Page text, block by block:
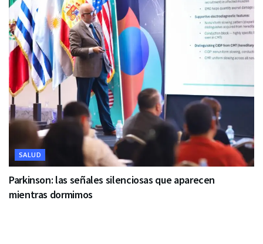
SALUD
Parkinson: las señales silenciosas que aparecen
mientras dormimos